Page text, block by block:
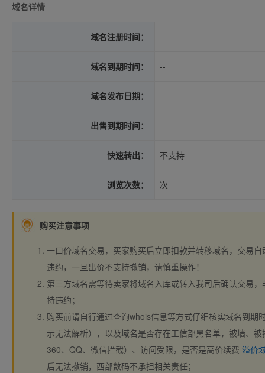
域名详情
域名注册时间： --
域名到期时间： --
域名发布日期：
出售到期时间：
快速转出： 不支持
浏览次数： 次
购买注意事项
一口价域名交易，买家购买后立即扣款并转移域名，交易
违约，一旦出价不支持撤销，请慎重操作！
第三方域名需等待卖家将域名入库或转入我司后确认交易
持违约；
购买前请自行通过查询whois信息等方式仔细核实域名到期
示无法解析），以及域名是否存在工信部黑名单，被墙、
360、QQ、微信拦截）、访问受限，是否是高价续费 溢价
后无法撤销，西部数码不承担相关责任；